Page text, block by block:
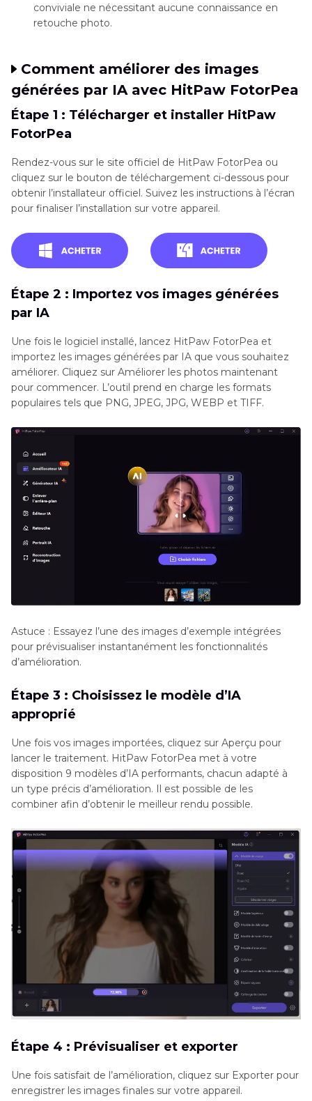
conviviale ne nécessitant aucune connaissance en
retouche photo.
Comment améliorer des images
générées par IA avec HitPaw FotorPea
Étape 1 : Télécharger et installer HitPaw
FotorPea
Rendez-vous sur le site officiel de HitPaw FotorPea ou
cliquez sur le bouton de téléchargement ci-dessous pour
obtenir l’installateur officiel. Suivez les instructions à l’écran
pour finaliser l’installation sur votre appareil.
Étape 2 : Importez vos images générées
par IA
Une fois le logiciel installé, lancez HitPaw FotorPea et
importez les images générées par IA que vous souhaitez
améliorer. Cliquez sur Améliorer les photos maintenant
pour commencer. L’outil prend en charge les formats
populaires tels que PNG, JPEG, JPG, WEBP et TIFF.
Astuce : Essayez l’une des images d’exemple intégrées
pour prévisualiser instantanément les fonctionnalités
d’amélioration.
Étape 3 : Choisissez le modèle d’IA
approprié
Une fois vos images importées, cliquez sur Aperçu pour
lancer le traitement. HitPaw FotorPea met à votre
disposition 9 modèles d’IA performants, chacun adapté à
un type précis d’amélioration. Il est possible de les
combiner afin d’obtenir le meilleur rendu possible.
Étape 4 : Prévisualiser et exporter
Une fois satisfait de l’amélioration, cliquez sur Exporter pour
enregistrer les images finales sur votre appareil.